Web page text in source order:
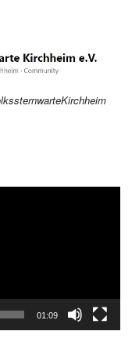
01:09